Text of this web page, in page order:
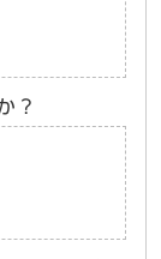
？